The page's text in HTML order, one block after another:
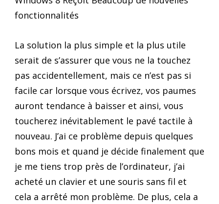
fonctionnalités
La solution la plus simple et la plus utile
serait de s’assurer que vous ne la touchez
pas accidentellement, mais ce n’est pas si
facile car lorsque vous écrivez, vos paumes
auront tendance à baisser et ainsi, vous
toucherez inévitablement le pavé tactile à
nouveau. J’ai ce problème depuis quelques
bons mois et quand je décide finalement que
je me tiens trop près de l’ordinateur, j’ai
acheté un clavier et une souris sans fil et
cela a arrêté mon problème. De plus, cela a